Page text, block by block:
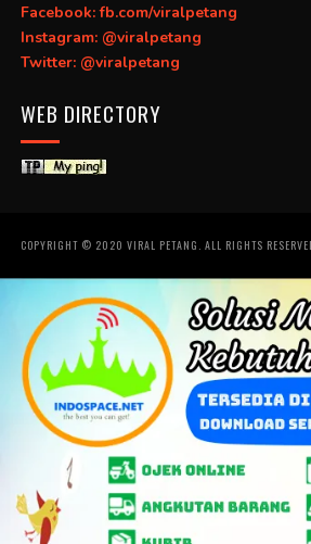
Facebook: fb.com/viralpetang
Instagram: @viralpetang
Twitter: @viralpetang
WEB DIRECTORY
COPYRIGHT © 2020 VIRAL PETANG. ALL RIGHTS